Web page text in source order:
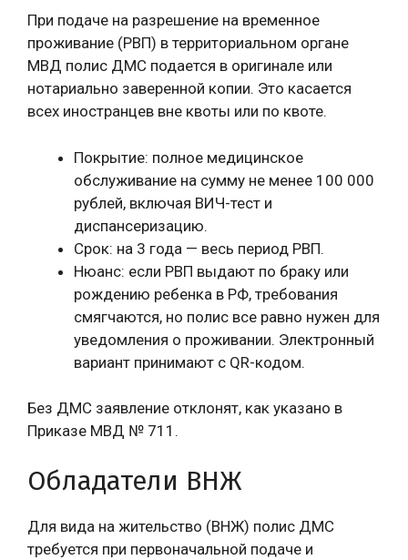
При подаче на разрешение на временное
проживание (РВП) в территориальном органе
МВД полис ДМС подается в оригинале или
нотариально заверенной копии. Это касается
всех иностранцев вне квоты или по квоте.
Покрытие: полное медицинское
обслуживание на сумму не менее 100 000
рублей, включая ВИЧ-тест и
диспансеризацию.
Срок: на 3 года — весь период РВП.
Нюанс: если РВП выдают по браку или
рождению ребенка в РФ, требования
смягчаются, но полис все равно нужен для
уведомления о проживании. Электронный
вариант принимают с QR-кодом.
Без ДМС заявление отклонят, как указано в
Приказе МВД № 711.
Обладатели ВНЖ
Для вида на жительство (ВНЖ) полис ДМС
требуется при первоначальной подаче и